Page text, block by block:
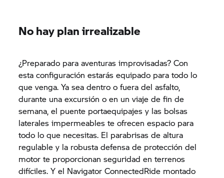
No hay plan irrealizable
¿Preparado para aventuras improvisadas? Con
esta configuración estarás equipado para todo lo
que venga. Ya sea dentro o fuera del asfalto,
durante una excursión o en un viaje de fin de
semana, el puente portaequipajes y las bolsas
laterales impermeables te ofrecen espacio para
todo lo que necesitas. El parabrisas de altura
regulable y la robusta defensa de protección del
motor te proporcionan seguridad en terrenos
difíciles. Y el Navigator ConnectedRide montado